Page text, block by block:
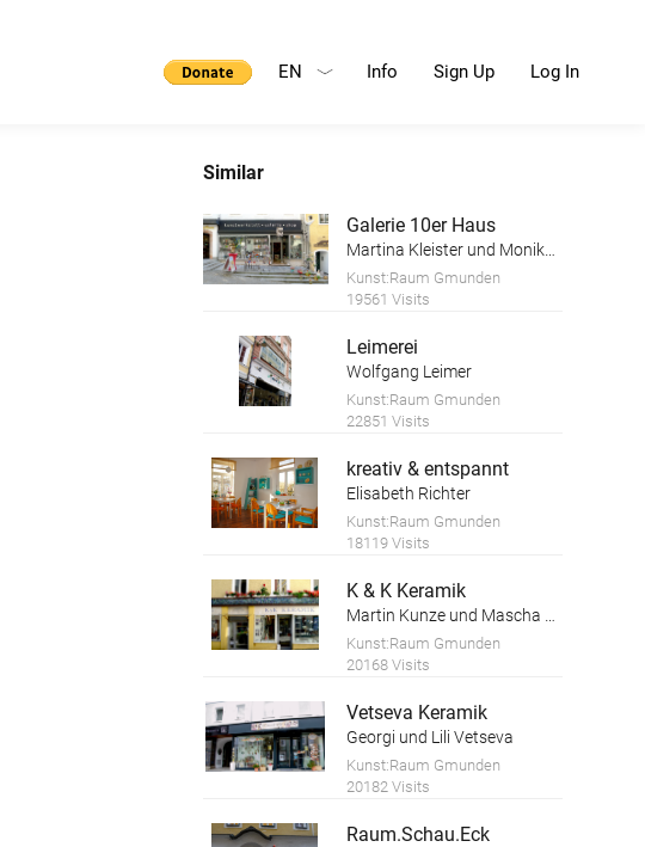
Info Sign Up Log In
EN
Similar
Galerie 10er Haus
Kunst:Raum Gmunden
19561 Visits
Leimerei
Wolfgang Leimer
Kunst:Raum Gmunden
22851 Visits
kreativ & entspannt
Elisabeth Richter
Kunst:Raum Gmunden
18119 Visits
K & K Keramik
Kunst:Raum Gmunden
20168 Visits
Vetseva Keramik
Georgi und Lili Vetseva
Kunst:Raum Gmunden
20182 Visits
Raum.Schau.Eck